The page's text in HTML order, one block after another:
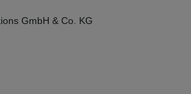
GmbH & Co. KG